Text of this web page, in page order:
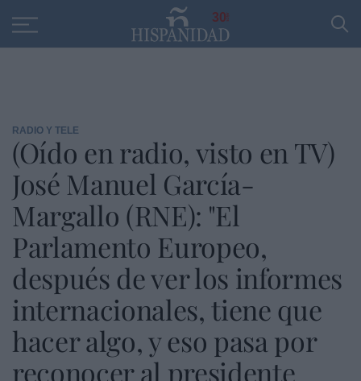
30
RADIO Y TELE
(Oído en radio, visto en TV)
José Manuel García-
Margallo (RNE): "El
Parlamento Europeo,
después de ver los informes
internacionales, tiene que
hacer algo, y eso pasa por
reconocer al presidente